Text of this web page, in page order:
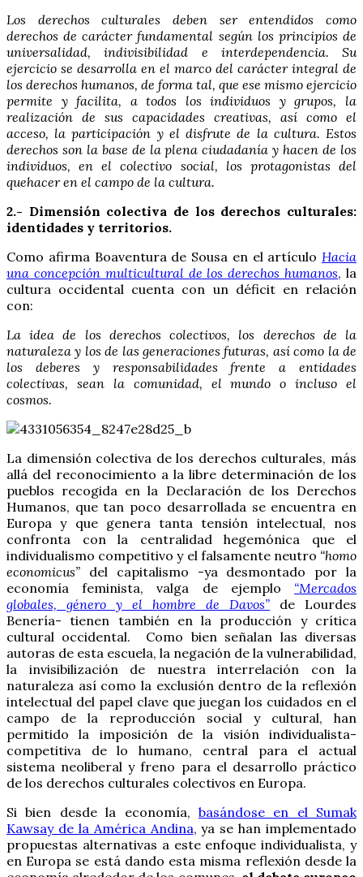
Los derechos culturales deben ser entendidos como
derechos de carácter fundamental según los principios de
universalidad, indivisibilidad e interdependencia. Su
ejercicio se desarrolla en el marco del carácter integral de
los derechos humanos, de forma tal, que ese mismo ejercicio
permite y facilita, a todos los individuos y grupos, la
realización de sus capacidades creativas, así como el
acceso, la participación y el disfrute de la cultura. Estos
derechos son la base de la plena ciudadanía y hacen de los
individuos, en el colectivo social, los protagonistas del
quehacer en el campo de la cultura.
2.- Dimensión colectiva de los derechos culturales:
identidades y territorios.
Como afirma Boaventura de Sousa en el artículo Hacia
una concepción multicultural de los derechos humanos, la
cultura occidental cuenta con un déficit en relación
con:
La idea de los derechos colectivos, los derechos de la
naturaleza y los de las generaciones futuras, así como la de
los deberes y responsabilidades frente a entidades
colectivas, sean la comunidad, el mundo o incluso el
cosmos.
La dimensión colectiva de los derechos culturales, más
allá del reconocimiento a la libre determinación de los
pueblos recogida en la Declaración de los Derechos
Humanos, que tan poco desarrollada se encuentra en
Europa y que genera tanta tensión intelectual, nos
confronta con la centralidad hegemónica que el
individualismo competitivo y el falsamente neutro “homo
economicus” del capitalismo -ya desmontado por la
economía feminista, valga de ejemplo “Mercados
globales, género y el hombre de Davos” de Lourdes
Benería- tienen también en la producción y crítica
cultural occidental. Como bien señalan las diversas
autoras de esta escuela, la negación de la vulnerabilidad,
la invisibilización de nuestra interrelación con la
naturaleza así como la exclusión dentro de la reflexión
intelectual del papel clave que juegan los cuidados en el
campo de la reproducción social y cultural, han
permitido la imposición de la visión individualista-
competitiva de lo humano, central para el actual
sistema neoliberal y freno para el desarrollo práctico
de los derechos culturales colectivos en Europa.
Si bien desde la economía, basándose en el Sumak
Kawsay de la América Andina, ya se han implementado
propuestas alternativas a este enfoque individualista, y
en Europa se está dando esta misma reflexión desde la